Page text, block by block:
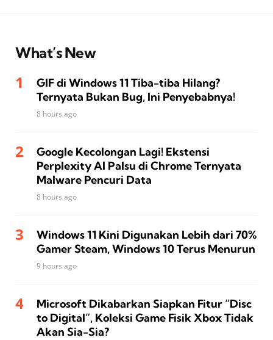
What’s New
GIF di Windows 11 Tiba-tiba Hilang?
Ternyata Bukan Bug, Ini Penyebabnya!
8 hours ago
Google Kecolongan Lagi! Ekstensi
Perplexity AI Palsu di Chrome Ternyata
Malware Pencuri Data
8 hours ago
Windows 11 Kini Digunakan Lebih dari 70%
Gamer Steam, Windows 10 Terus Menurun
9 hours ago
Microsoft Dikabarkan Siapkan Fitur “Disc
to Digital”, Koleksi Game Fisik Xbox Tidak
Akan Sia-Sia?